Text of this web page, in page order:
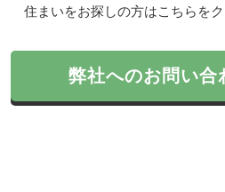
住まいをお探しの方はこちらを
弊社へのお問い合